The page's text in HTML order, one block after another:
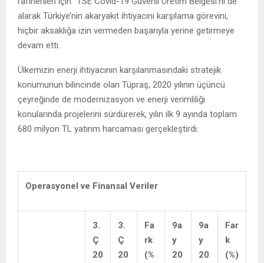
alarak Türkiye’nin akaryakıt ihtiyacını karşılama görevini,
hiçbir aksaklığa izin vermeden başarıyla yerine getirmeye
devam etti.
Ülkemizin enerji ihtiyacının karşılanmasındaki stratejik
konumunun bilincinde olan Tüpraş, 2020 yılının üçüncü
çeyreğinde de modernizasyon ve enerji verimliliği
konularında projelerini sürdürerek, yılın ilk 9 ayında toplam
680 milyon TL yatırım harcaması gerçekleştirdi.
Operasyonel ve Finansal Veriler
3.
Ç
20
3.
Ç
20
Fa
rk
(%
9a
y
20
9a
y
20
Far
k
(%)